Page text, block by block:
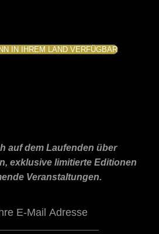
IN IHREM LAND VERFÜGBAR
auf dem Laufenden über
exklusive limitierte Editionen
Veranstaltungen.